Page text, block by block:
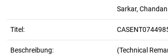
Sarkar, Chandan
Titel:
Beschreibung: (Technical